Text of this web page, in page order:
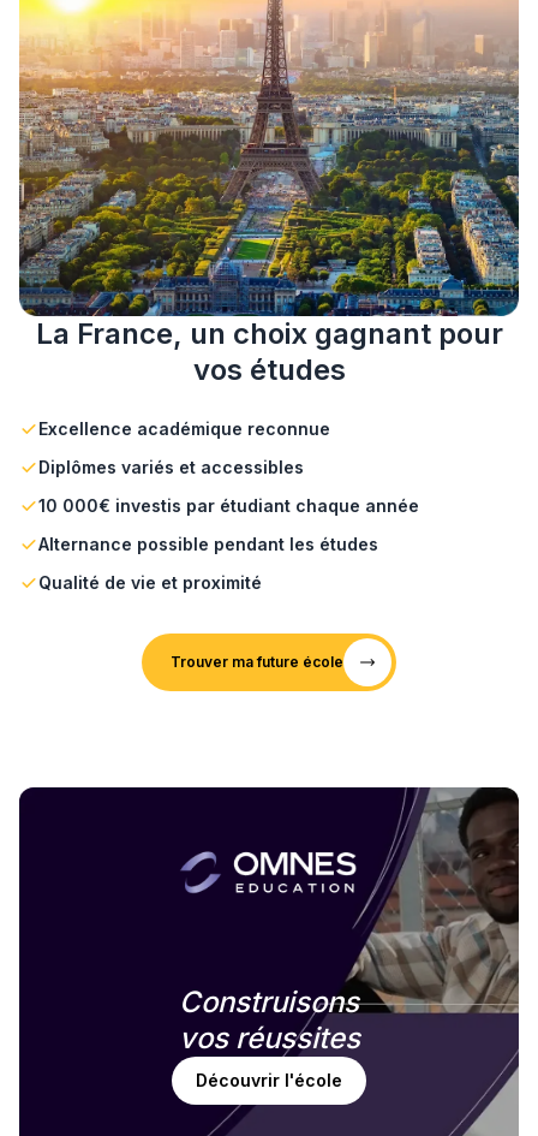
La France, un choix gagnant pour
vos études
Excellence académique reconnue
Diplômes variés et accessibles
10 000€ investis par étudiant chaque année
Alternance possible pendant les études
Qualité de vie et proximité
Trouver ma future école
Construisons
vos réussites
Découvrir l'école